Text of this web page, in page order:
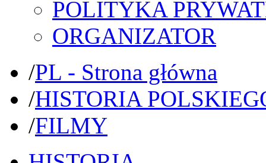
POLITYKA
ORGANIZATOR
/PL - Strona główna
/HISTORIA
/FILMY